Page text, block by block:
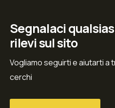
Segnalaci
rilevi sul sito
Vogliamo seguirti e aiutarti a
cerchi